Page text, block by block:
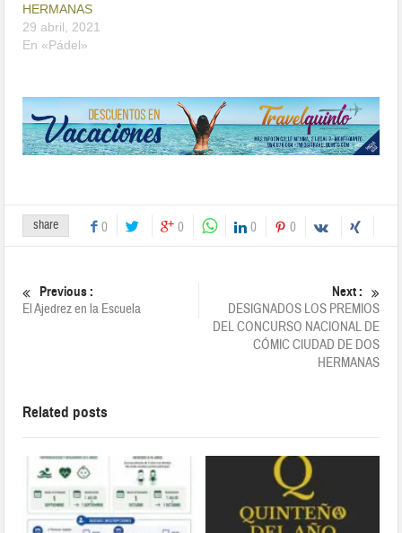
HERMANAS
29 abril, 2021
En «Pádel»
share 0 0 0 0
Previous :
El Ajedrez en la Escuela
Next :
DESIGNADOS LOS PREMIOS
DEL CONCURSO NACIONAL DE
CÓMIC CIUDAD DE DOS
HERMANAS
Related posts